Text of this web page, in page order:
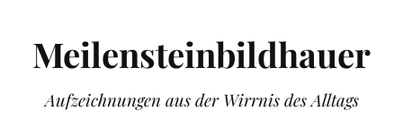
Meilensteinbildhauer
Aufzeichnungen aus der Wirrnis des Alltags